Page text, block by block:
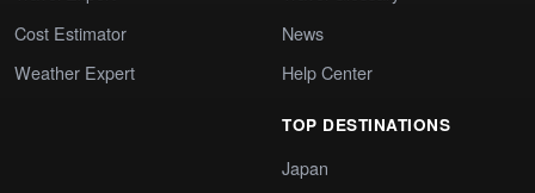
Cost Estimator
Weather Expert
News
Help Center
TOP DESTINATIONS
Japan